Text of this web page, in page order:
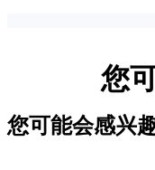
您
您可能会感兴